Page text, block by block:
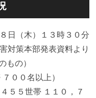
日（木）１３時３０分
対策本部発表資料より
もの）
００名以上）
５５世帯 １１０，７